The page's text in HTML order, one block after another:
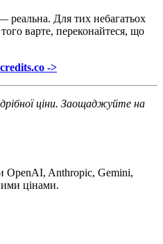
реальна. Для тих небагатьох
варте, переконайтеся, що
->
ціни. Заощаджуйте на
OpenAI, Anthropic, Gemini,
цінами.